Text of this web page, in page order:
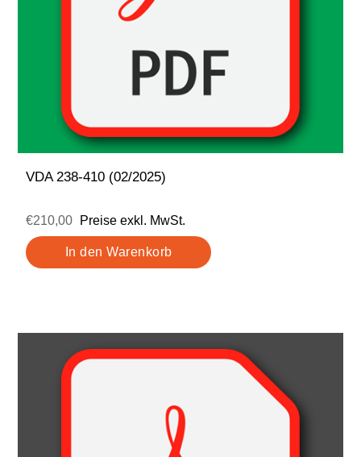
VDA 238-410 (02/2025)
€210,00 Preise exkl. MwSt.